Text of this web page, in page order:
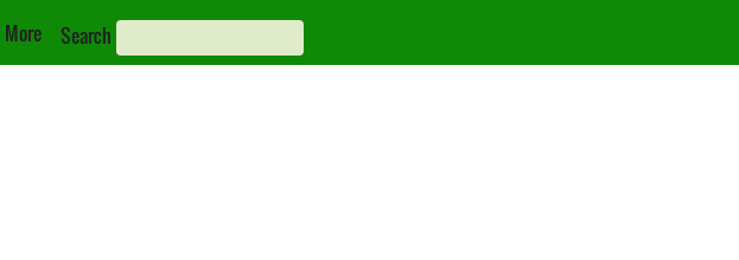
More Search